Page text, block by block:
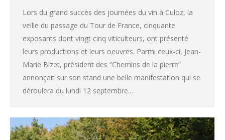
Lors du grand succès des journées du vin à Culoz, la
veille du passage du Tour de France, cinquante
exposants dont vingt cinq viticulteurs, ont présenté
leurs productions et leurs oeuvres. Parmi ceux-ci, Jean-
Marie Bizet, président des “Chemins de la pierre”
annonçait sur son stand une belle manifestation qui se
déroulera du lundi 12 septembre…